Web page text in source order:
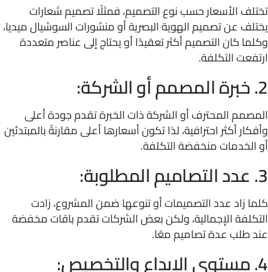
الأسعار حسب نوع التصميم، فمثلًا تصميم شعارات
عن تصميم الهوية البصرية أو منشورات السوشيال ميديا،
كان التصميم أكثر تعقيدًا أو يحتاج إلى عناصر متعددة
التكلفة.
المحترف أو الشركة ذات الخبرة تقدم جودة أعلى
أكثر احترافية، لذا تكون أسعارها أعلى مقارنةً بالمبتدئين
منخفضة التكلفة.
زاد عدد التصميمات أو تنوعها ضمن المشروع، زادت
الإجمالية، ولكن بعض الشركات تقدم باقات مخفضة
طلب عدة تصاميم معًا.